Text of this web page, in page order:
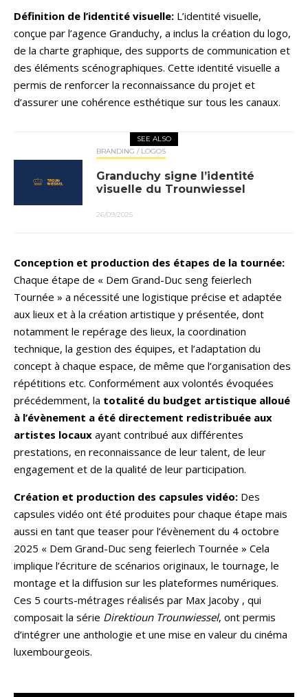
Définition de l’identité visuelle: L’identité visuelle,
conçue par l’agence Granduchy, a inclus la création du logo,
de la charte graphique, des supports de communication et
des éléments scénographiques. Cette identité visuelle a
permis de renforcer la reconnaissance du projet et
d’assurer une cohérence esthétique sur tous les canaux.
SEE ALSO
BRANDING / LOGOS
Granduchy signe l’identité
visuelle du Trounwiessel
26/09/2025
Conception et production des étapes de la tournée:
Chaque étape de « Dem Grand-Duc seng feierlech
Tournée » a nécessité une logistique précise et adaptée
aux lieux et à la création artistique y présentée, dont
notamment le repérage des lieux, la coordination
technique, la gestion des équipes, et l’adaptation du
concept à chaque espace, de même que l’organisation des
répétitions etc. Conformément aux volontés évoquées
précédemment, la totalité du budget artistique alloué
à l’évènement a été directement redistribuée aux
artistes locaux ayant contribué aux différentes
prestations, en reconnaissance de leur talent, de leur
engagement et de la qualité de leur participation.
Création et production des capsules vidéo: Des
capsules vidéo ont été produites pour chaque étape mais
aussi en tant que teaser pour l’évènement du 4 octobre
2025 « Dem Grand-Duc seng feierlech Tournée » Cela
implique l’écriture de scénarios originaux, le tournage, le
montage et la diffusion sur les plateformes numériques.
Ces 5 courts-métrages réalisés par Max Jacoby , qui
composait la série Direktioun Trounwiessel, ont permis
d’intégrer une anthologie et une mise en valeur du cinéma
luxembourgeois.